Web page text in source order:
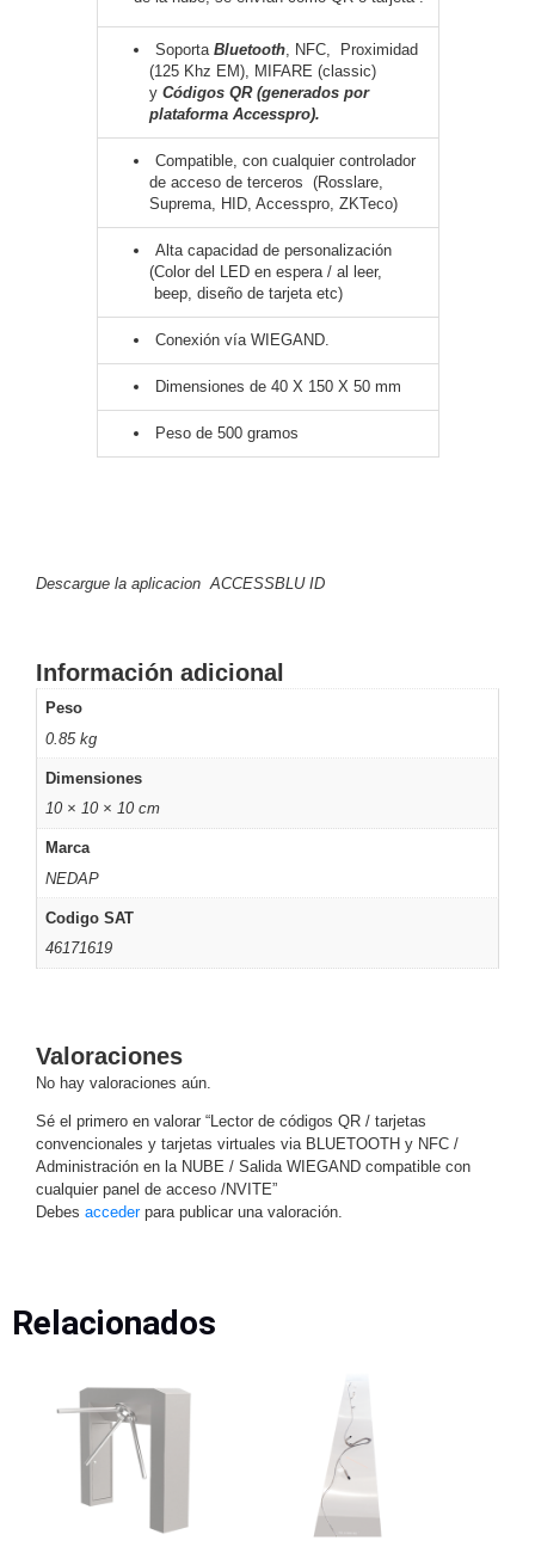
Servidores
Aplicación
Unidades
de Estado
Analíticas
EPCOM
Videograbadoras
Cams
Videoporteros
Interfonos
AccesoriosIntercomunicadoresVideoporteros
Analógicos
IP
Soporta Bluetooth, NFC, Proximidad
(125 Khz EM), MIFARE (classic)
y Códigos QR (generados por
plataforma Accesspro).
Compatible, con cualquier controlador
de acceso de terceros (Rosslare,
Suprema, HID, Accesspro, ZKTeco)
Alta capacidad de personalización
(Color del LED en espera / al leer,
beep, diseño de tarjeta etc)
Conexión vía WIEGAND.
Dimensiones de 40 X 150 X 50 mm
Peso de 500 gramos
Descargue la aplicacion ACCESSBLU ID
Información adicional
Peso
0.85 kg
Dimensiones
10 × 10 × 10 cm
Marca
NEDAP
Codigo SAT
46171619
Valoraciones
No hay valoraciones aún.
Sé el primero en valorar “Lector de códigos QR / tarjetas
convencionales y tarjetas virtuales via BLUETOOTH y NFC /
Administración en la NUBE / Salida WIEGAND compatible con
cualquier panel de acceso /NVITE”
Debes accederpara publicar una valoración.
Relacionados